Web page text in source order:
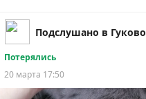
Подслушано в Гуково
Потерялись
20 марта 17:50